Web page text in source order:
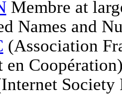
Membre at
Names and
(Association
en
Society